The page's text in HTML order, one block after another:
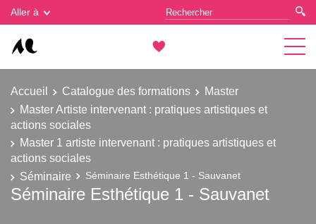
Aller à
Accueil Catalogue des formations
Master
Master Artiste intervenant : pratiques artistiques et
actions sociales
Master 1 artiste intervenant : pratiques artistiques et
actions sociales
Séminaire
Séminaire Esthétique 1 - Sauvanet
Séminaire Esthétique 1 - Sauvanet
Gestion des cookies